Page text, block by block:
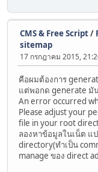
CMS & Free Script/
sitemap
17 กรกฎาคม 2015,
คือผมต้องการ
แต่พอกด generate มั
An error occurred
Please adjust your
file in your root
ลองหาข้อมูลในเน็ต แ
directory(ทำเป็น
manage ของ direct